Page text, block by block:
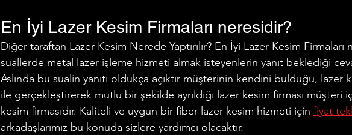
En İyi Lazer Kesim Firmaları neresidir?
Diğer taraftan Lazer Kesim Nerede Yaptırılır? En İyi Lazer Kesim Firmaları
suallerde metal lazer işleme hizmeti almak isteyenlerin yanıt beklediği
Aslında bu sualin yanıtı oldukça açıktır müşterinin kendini bulduğu, lazer
ile gerçekleştirerek mutlu bir şekilde ayrıldığı lazer kesim firması müşteri
kesim firmasıdır. Kaliteli ve uygun bir fiber lazer kesim hizmeti için fiyat
arkadaşlarımız bu konuda sizlere yardımcı olacaktır.